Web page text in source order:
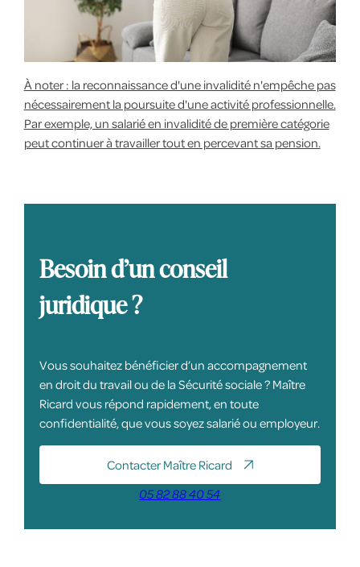
À noter : la reconnaissance d'une invalidité n'empêche pas
nécessairement la poursuite d'une activité professionnelle.
Par exemple, un salarié en invalidité de première catégorie
peut continuer à travailler tout en percevant sa pension.
Besoin d’un conseil
juridique ?
Vous souhaitez bénéficier d’un accompagnement
en droit du travail ou de la Sécurité sociale ? Maître
Ricard vous répond rapidement, en toute
confidentialité, que vous soyez salarié ou employeur.
Contacter Maître Ricard
05 82 88 40 54